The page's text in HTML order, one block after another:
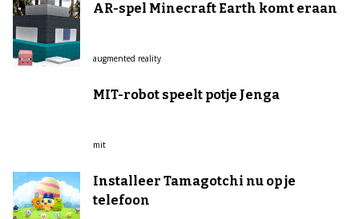
AR-spel Minecraft Earth komt eraan
augmented reality
MIT-robot speelt potje Jenga
mit
Installeer Tamagotchi nu op je
telefoon